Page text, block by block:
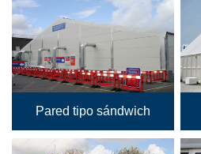
Pared tipo sándwich